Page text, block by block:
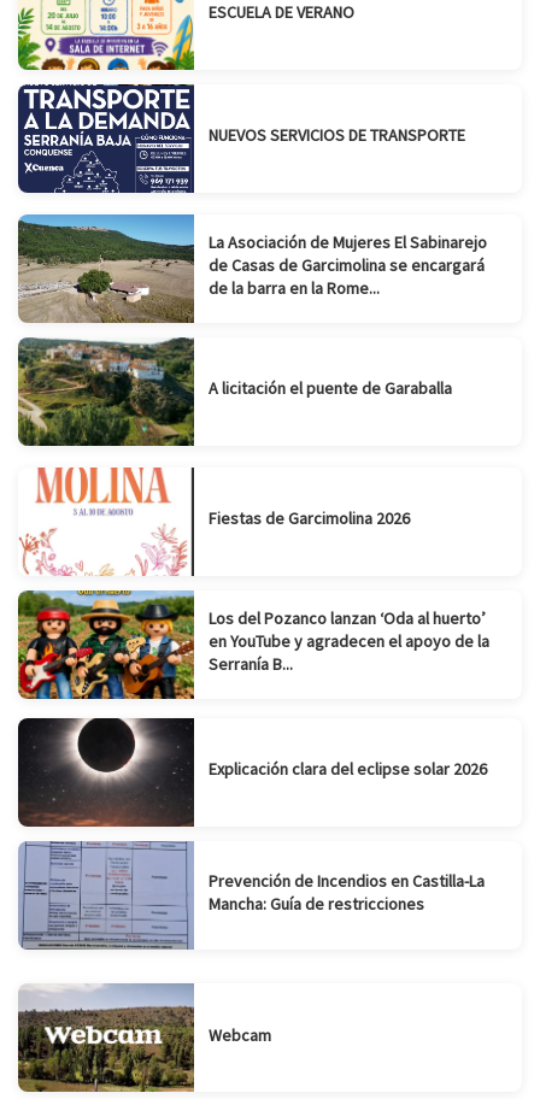
ESCUELA DE VERANO
NUEVOS SERVICIOS DE TRANSPORTE
La Asociación de Mujeres El Sabinarejo
de Casas de Garcimolina se encargará
de la barra en la Rome...
A licitación el puente de Garaballa
Fiestas de Garcimolina 2026
Los del Pozanco lanzan ‘Oda al huerto’
en YouTube y agradecen el apoyo de la
Serranía B...
Explicación clara del eclipse solar 2026
Prevención de Incendios en Castilla-La
Mancha: Guía de restricciones
Webcam